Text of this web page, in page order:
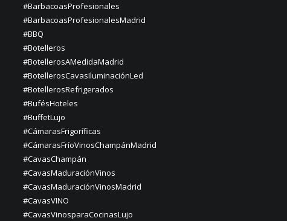
#BarbacoasProfesionales
#BarbacoasProfesionalesMadrid
#BBQ
#Botelleros
#BotellerosAMedidaMadrid
#BotellerosCavasIluminaciónLed
#BotellerosRefrigerados
#BufésHoteles
#BuffetLujo
#CámarasFrigoríficas
#CámarasFríoVinosChampánMadrid
#CavasChampán
#CavasMaduraciónVinos
#CavasMaduraciónVinosMadrid
#CavasVINO
#CavasVinosparaCocinasLujo